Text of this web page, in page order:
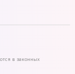
в законных